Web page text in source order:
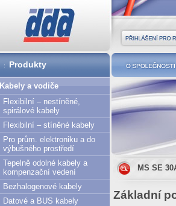
MS SE
Základní
O
Produkty
Kabely a vodiče
Flexibilní – nestíněné,
spirálové kabely
Flexibilní – stíněné kabely
Pro prům. elektroniku a do
výbušného prostředí
Tepelně odolné kabely a
kompenzační vedení
Bezhalogenové kabely
Datové a BUS kabely
Přihlášení pro